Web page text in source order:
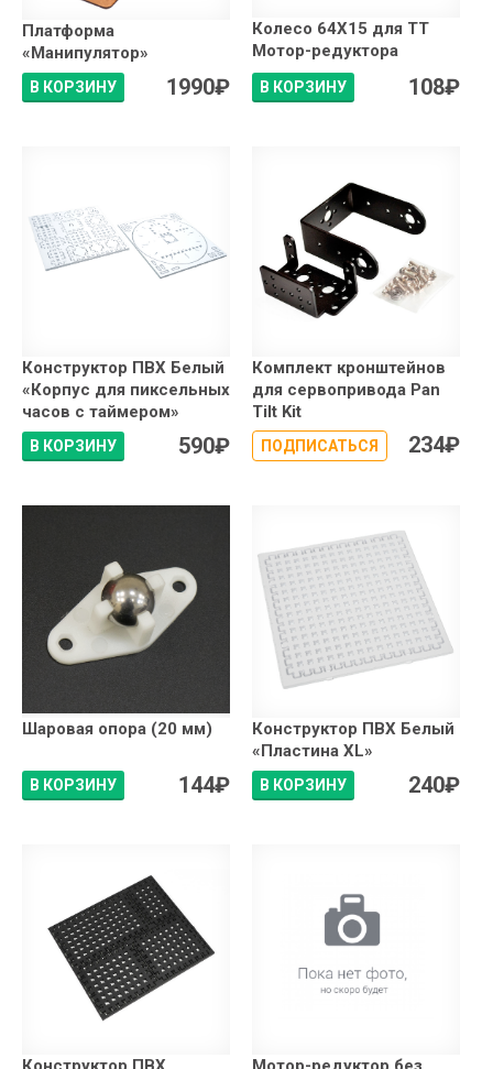
Платформа
«Манипулятор»
В КОРЗИНУ 1990₽
Колесо 64X15 для TT
Мотор-редуктора
В КОРЗИНУ 108₽
Конструктор ПВХ Белый
«Корпус для пиксельных
часов с таймером»
В КОРЗИНУ 590₽
Комплект кронштейнов
для сервопривода Pan
Tilt Kit
ПОДПИСАТЬСЯ 234₽
Шаровая опора (20 мм)
В КОРЗИНУ 144₽
Конструктор ПВХ Белый
«Пластина XL»
В КОРЗИНУ 240₽